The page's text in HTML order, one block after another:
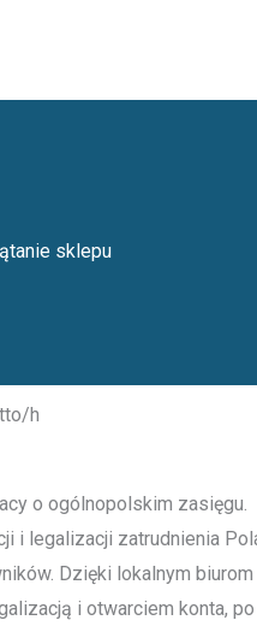
sklepu
h
o ogólnopolskim zasięgu.
i legalizacji zatrudnienia
Dzięki lokalnym
i otwarciem konta,